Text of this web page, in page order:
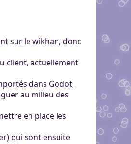
sur le wikhan, donc
client, actuellement
dans Godot,
au milieu des
en place les
qui sont ensuite